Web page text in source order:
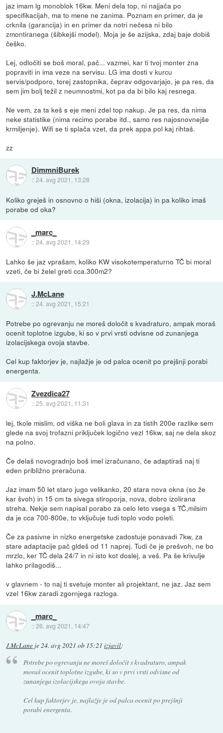
jaz imam lg monoblok 16kw. Meni dela top, ni najjača po
specifikacijah, ma to mene ne zanima. Poznam en primer, da je
crknila (garancija) in en primer da notri nečesa ni bilo
zmontiranega (šibkejši model). Moja je še azijska, zdaj baje dobiš
češko.
Lej, odločiti se boš moral, pač... vazmei, kar ti tvoj monter zna
popraviti in ima veze na servisu. LG ima dosti v kurcu
servis/podporo, torej zastopnika, čeprav odgovarjajo, je pa res, da
sem jim bolj težil z neumnostmi, kot pa da bi bilo kaj resnega.
Ne vem, za ta keš s eje meni zdel top nakup. Je pa res, da nima
neke statistike (nima recimo porabe itd., samo res najosnovnejše
krmiljenje). Wifi se ti splača vzet, da prek appa pol kaj rihtaš.
zz
DimmniBurek
::24. avg 2021, 13:28
Koliko greješ in osnovno o hiši (okna, izolacija) in pa koliko imaš
porabe od oka?
_marc_
::24. avg 2021, 14:29
Lahko še jaz vprašam, koliko KW visokotemperaturno TČ bi moral
vzeti, če bi želel greti cca.300m2?
J.McLane
::24. avg 2021, 15:21
Potrebe po ogrevanju ne moreš določit s kvadraturo, ampak moraš
ocenit toplotne izgube, ki so v prvi vrsti odvisne od zunanjega
izolacijskega ovoja stavbe.
Cel kup faktorjev je, najlažje je od palca ocenit po prejšnji porabi
energenta.
Zvezdica27
::25. avg 2021, 11:31
lej, tkole mislim, od viška ne boli glava in za tistih 200e razlike sem
glede na svoj trofazni priključek logično vezl 16kw, saj ne dela skoz
na polno.
Če delaš novogradnjo boš imel izračunano, če adaptiraš naj ti
eden približno preračuna.
Jaz imam 50 let staro jugo velikanko, 20 stara nova okna (so že
kar švoh) in 15 cm ta sivega stiroporja, nova, dobro izolirana
streha. Nekje sem napisal porabo za celo leto vsega s TČ,milsim
da je cca 700-800e, to vključuje tudi toplo vodo poleti.
Če za pasivne in nizko energetske zadostuje ponavadi 7kw, za
stare adaptacije pač gldeš od 11 naprej. Tudi če je prešvoh, ne bo
mrzlo, ker TČ dela 24/7 in ni isto kot doslej, a veš. Pa še krivulje
lahko prilagodiš...
v glavnem - to naj ti svetuje monter ali projektant, ne jaz. Jaz sem
vzel 16kw zaradi zgornjega razloga.
_marc_
::26. avg 2021, 14:47
J.McLane je24. avg 2021 ob 15:21 izjavil:
Potrebe po ogrevanju ne moreš določit s kvadraturo, ampak
moraš ocenit toplotne izgube, ki so v prvi vrsti odvisne od
zunanjega izolacijskega ovoja stavbe.
Cel kup faktorjev je, najlažje je od palca ocenit po prejšnji
porabi energenta.